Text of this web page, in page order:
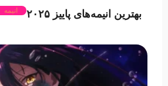
بهترین انیمه‌های پاییز ۲۰۲۵ انیمه